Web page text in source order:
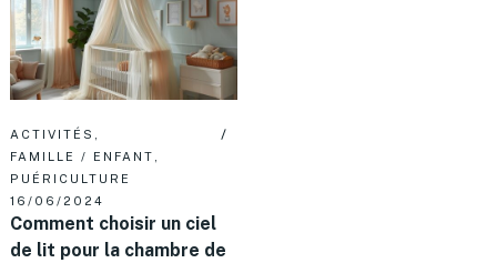
ACTIVITÉS
FAMILLE / ENFANT
PUÉRICULTURE
16/06/2024
Comment choisir un ciel
de lit pour la chambre de